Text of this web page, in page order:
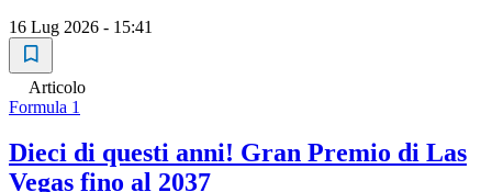
16 Lug 2026 - 15:41
Articolo
Formula 1
Dieci di questi anni! Gran Premio di Las
Vegas fino al 2037